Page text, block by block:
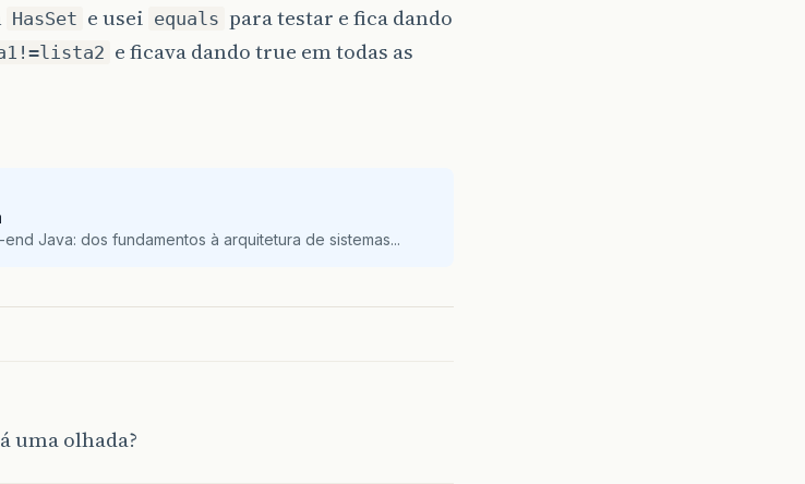
HasSet e usei equals para testar e fica dando
e ficava dando true em todas as
Java: dos fundamentos à arquitetura de sistemas...
uma olhada?